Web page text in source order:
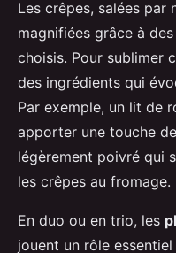
Les crêpes, salées par
magnifiées grâce à des
choisis. Pour sublimer
des ingrédients qui
Par exemple, un lit de
apporter une touche
légèrement poivré qui
les crêpes au fromage.
En duo ou en trio, les
jouent un rôle